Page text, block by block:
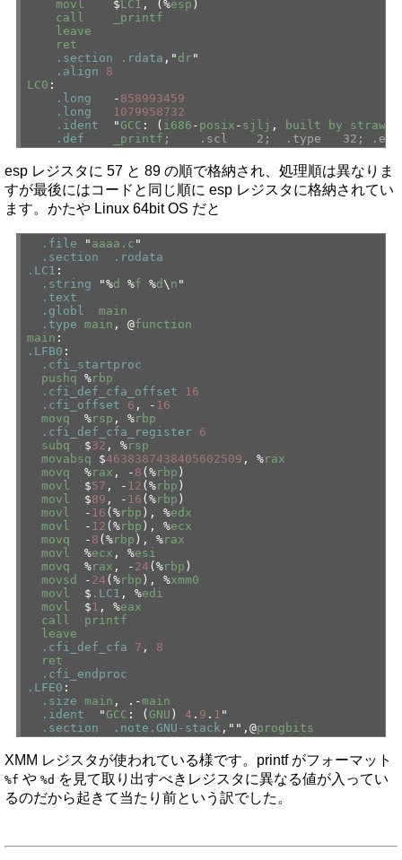
movl
$LC1 , (%esp )
call
_printf
leave
ret
.section
.rdata ," dr"
.align
8
LC0 :
.long - 858993459
.long
1079958732
.ident "GCC : ( i686 - posix - sjlj , built by
.def
_printf ; .scl 2; .type 32;
esp レジスタに 57 と 89 の順で格納され、処理順は異なりま
すが最後にはコードと同じ順に esp レジスタに格納されてい
ます。かたや Linux 64bit OS だと
.file " aaaa .c "
.section
.rodata
.LC1 :
.string "%d %f %d\ n "
.text
.globl
main
.type main , @function
main :
.LFB0 :
.cfi_startproc
pushq %rbp
.cfi_def_cfa_offset
16
.cfi_offset
6 , - 16
movq %rsp , %rbp
.cfi_def_cfa_register
6
subq $32 , %rsp
movabsq $4638387438405602509 , %rax
movq %rax , - 8 (%rbp )
movl
$57 , - 12 (%rbp )
movl
$89 , - 16 (%rbp )
movl
- 16 (%rbp ), %edx
movl
- 12 (%rbp ), %ecx
movq - 8 (%rbp ), %rax
movl
%ecx , %esi
movq %rax , - 24 (%rbp )
movsd - 24 (%rbp ), %xmm0
movl
$ .LC1 , %edi
movl
$1 , %eax
call
printf
leave
.cfi_def_cfa
7 , 8
ret
.cfi_endproc
.LFE0 :
.size main , .-main
.ident "GCC : ( GNU ) 4 . 9 . 1 "
.section
.note.GNU-stack ,"",@progbits
XMM レジスタが使われている様です。printf がフォーマット
%f や %d を見て取り出すべきレジスタに異なる値が入ってい
るのだから起きて当たり前という訳でした。